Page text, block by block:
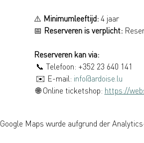
⚠️ Minimumleeftijd: 4 jaar
📅 Reserveren is verplicht:
Reserveren kan via:
📞 Telefoon: +352 23 640 141
✉️ E-mail: info@ardoise.lu
🌐 Online ticketshop: https://
Google Maps wurde aufgrund der